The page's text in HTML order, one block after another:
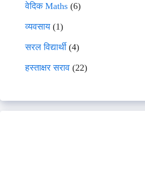
वेदिक Maths (6)
व्यवसाय(1)
सरल विद्यार्थी(4)
हस्ताक्षर सराव (22)